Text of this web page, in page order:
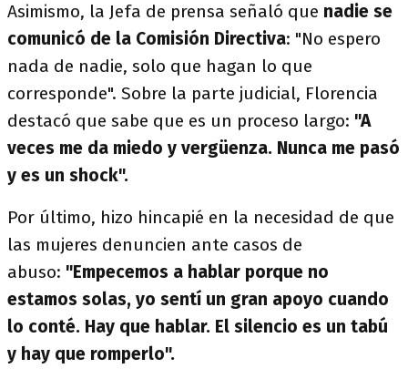
Asimismo, la Jefa de prensa señaló que nadie se
comunicó de la Comisión Directiva: "No espero
nada de nadie, solo que hagan lo que
corresponde". Sobre la parte judicial, Florencia
destacó que sabe que es un proceso largo: "A
veces me da miedo y vergüenza. Nunca me pasó
y es un shock".
Por último, hizo hincapié en la necesidad de que
las mujeres denuncien ante casos de
abuso: "Empecemos a hablar porque no
estamos solas, yo sentí un gran apoyo cuando
lo conté. Hay que hablar. El silencio es un tabú
y hay que romperlo".